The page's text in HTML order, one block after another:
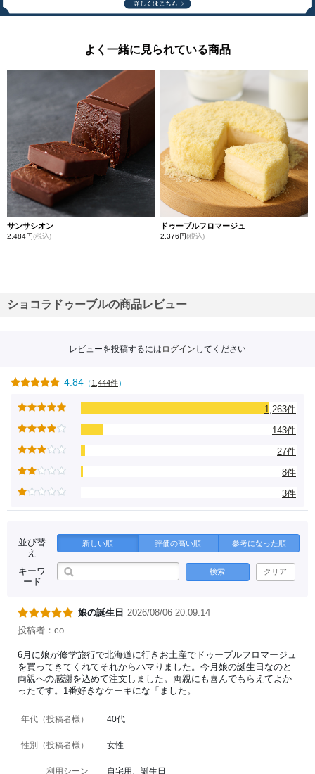
よく一緒に見られている商品
サンサシオン
2,484円(税込)
ドゥーブルフロマージュ
2,376円(税込)
ショコラドゥーブルの商品レビュー
レビューを投稿するには ログイン してください
4.84 （1,444件）
1,263件
143件
27件
8件
3件
並び替
え
新しい順 評価の高い順 参考になった順
キーワ
ード
検索 クリア
娘の誕生日 2026/08/06 20:09:14
投稿者：co
6月に娘が修学旅行で北海道に行きお土産でドゥーブルフロマージュ
を買ってきてくれてそれからハマりました。今月娘の誕生日なのと
両親への感謝を込めて注文しました。両親にも喜んでもらえてよか
ったです。1番好きなケーキにな「ました。
年代（投稿者様） 40代
性別（投稿者様） 女性
利用シーン 自宅用、誕生日